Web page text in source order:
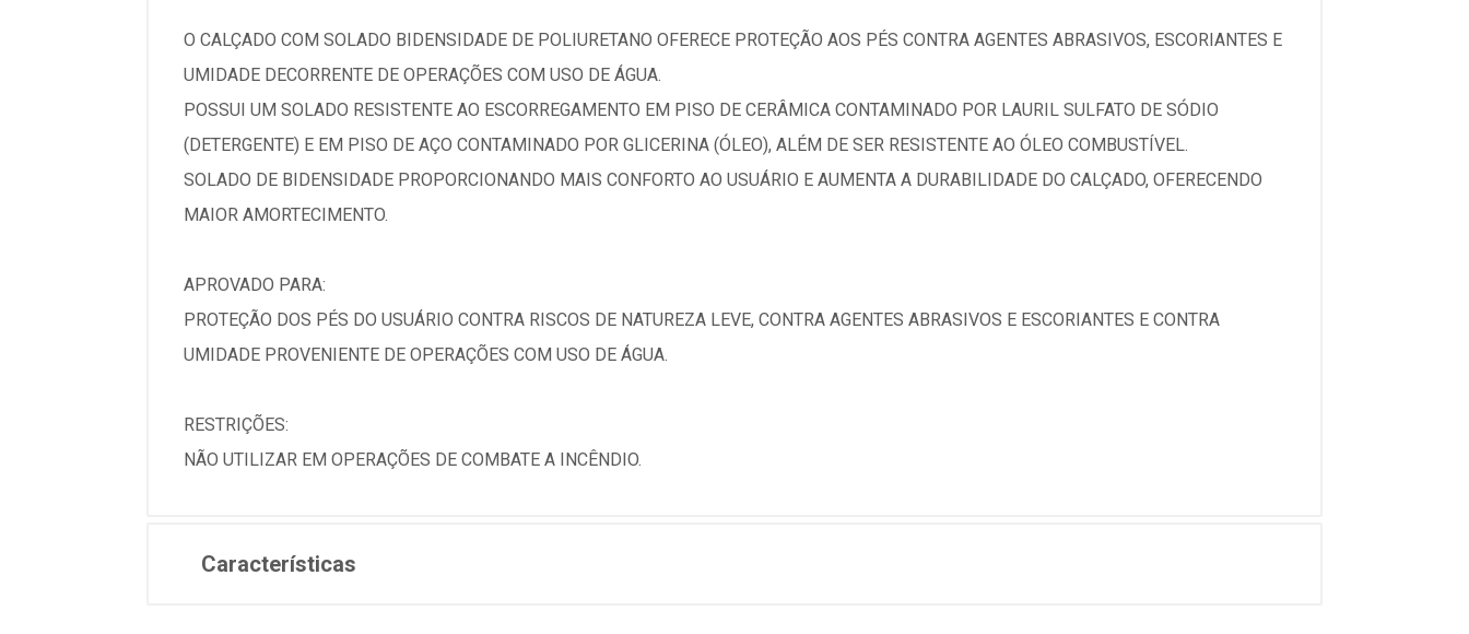
O CALÇADO COM SOLADO BIDENSIDADE DE POLIURETANO OFERECE PROTEÇÃO AOS PÉS CONTRA AGENTES ABRASIVOS, ESCORIANTES E
UMIDADE DECORRENTE DE OPERAÇÕES COM USO DE ÁGUA.
POSSUI UM SOLADO RESISTENTE AO ESCORREGAMENTO EM PISO DE CERÂMICA CONTAMINADO POR LAURIL SULFATO DE SÓDIO
(DETERGENTE) E EM PISO DE AÇO CONTAMINADO POR GLICERINA (ÓLEO), ALÉM DE SER RESISTENTE AO ÓLEO COMBUSTÍVEL.
SOLADO DE BIDENSIDADE PROPORCIONANDO MAIS CONFORTO AO USUÁRIO E AUMENTA A DURABILIDADE DO CALÇADO, OFERECENDO
MAIOR AMORTECIMENTO.
APROVADO PARA:
PROTEÇÃO DOS PÉS DO USUÁRIO CONTRA RISCOS DE NATUREZA LEVE, CONTRA AGENTES ABRASIVOS E ESCORIANTES E CONTRA
UMIDADE PROVENIENTE DE OPERAÇÕES COM USO DE ÁGUA.
RESTRIÇÕES:
NÃO UTILIZAR EM OPERAÇÕES DE COMBATE A INCÊNDIO.
Características